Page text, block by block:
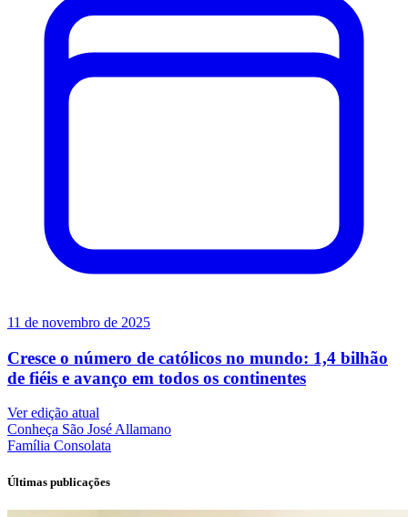
11 de novembro de 2025
Cresce o número de católicos no mundo: 1,4 bilhão
de fiéis e avanço em todos os continentes
Ver edição atual
Conheça São José Allamano
Família Consolata
Últimas publicações